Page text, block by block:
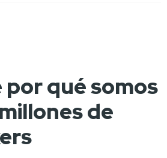
por qué somos
de